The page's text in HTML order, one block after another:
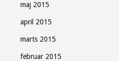
maj 2015
april 2015
marts 2015
februar 2015